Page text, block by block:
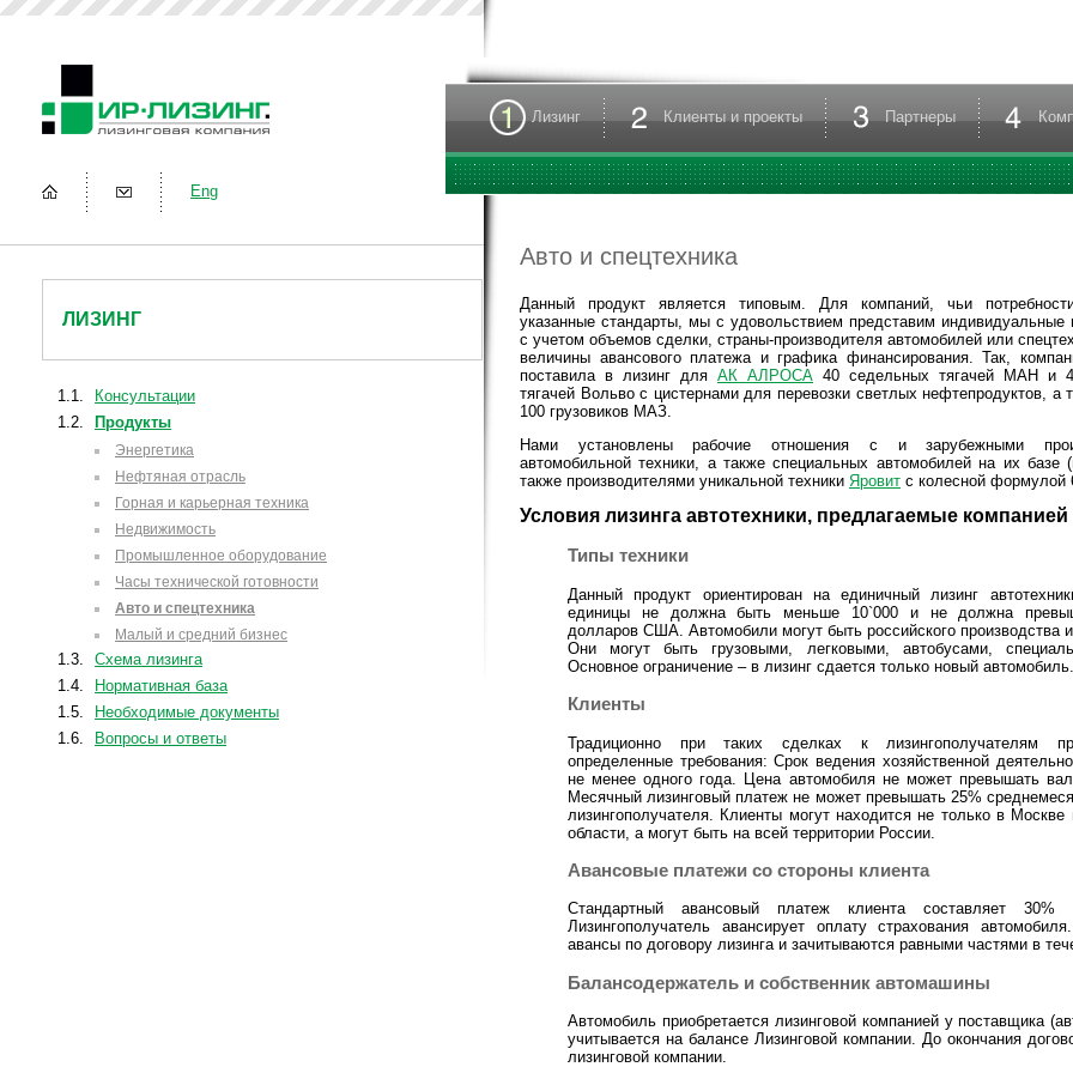
Eng
ЛИЗИНГ
1.1.
Консультации
1.2.
Продукты
Энергетика
Нефтяная отрасль
Горная и карьерная техника
Недвижимость
Промышленное оборудование
Часы технической готовности
Авто и спецтехника
Малый и средний бизнес
1.3.
Схема лизинга
1.4.
Нормативная база
1.5.
Необходимые документы
1.6.
Вопросы и ответы
Лизинг Клиенты и проекты Партнеры
Авто и спецтехника
Данный продукт является типовым. Для компаний, чьи
указанные стандарты, мы с удовольствием представим индивидуальные
с учетом объемов сделки, страны-производителя автомобилей или
величины авансового платежа и графика финансирования. Так,
поставила в лизинг для АК АЛРОСА 40 седельных тягачей МАН и
тягачей Вольво с цистернами для перевозки светлых нефтепродуктов, а
100 грузовиков МАЗ.
Нами установлены рабочие отношения с и зарубежными
автомобильной техники, а также специальных автомобилей на их
также производителями уникальной техники Яровит с колесной формулой
Условия лизинга автотехники, предлагаемые
Типы техники
Данный продукт ориентирован на единичный лизинг
единицы не должна быть меньше 10`000 и не должна
долларов США. Автомобили могут быть российского производства
Они могут быть грузовыми, легковыми, автобусами,
Основное ограничение – в лизинг сдается только новый автомобиль.
Клиенты
Традиционно при таких сделках к лизингополучателям
определенные требования: Срок ведения хозяйственной
не менее одного года. Цена автомобиля не может превышать
Месячный лизинговый платеж не может превышать 25%
лизингополучателя. Клиенты могут находится не только в Москве
области, а могут быть на всей территории России.
Авансовые платежи со стороны клиента
Стандартный авансовый платеж клиента составляет
Лизингополучатель авансирует оплату страхования
авансы по договору лизинга и зачитываются равными частями в
Балансодержатель и собственник автомашины
Автомобиль приобретается лизинговой компанией у поставщика
учитывается на балансе Лизинговой компании. До окончания
лизинговой компании.